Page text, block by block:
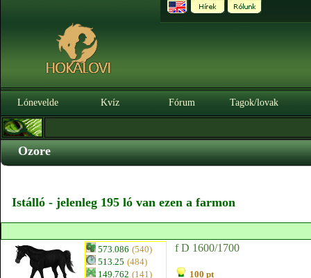
Lónevelde Kvíz Fórum Tagok/lovak
Ozore
Istálló - jelenleg 195 ló van ezen a farmon
573.086 (540)
513.25 (484)
149.762 (141)
f D 1600/1700
100 pt